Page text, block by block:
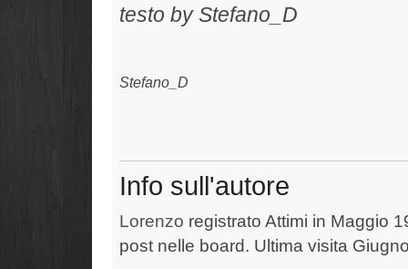
testo by Stefano_D
Stefano_D
Info sull'autore
Lorenzo registrato Attimi in Maggio
post nelle board. Ultima visita